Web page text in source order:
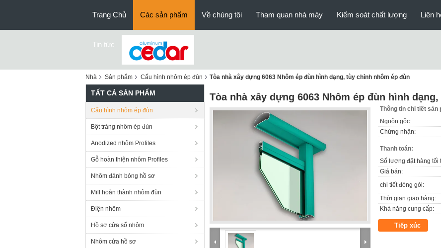
Trang Chủ Các sản phẩm Về chúng tôi Tham quan nhà máy Kiểm soát chất lượng Liên
Tin tức
Nhà Sản phẩm Cấu hình nhôm ép đùn Tòa nhà xây dựng 6063 Nhôm ép đùn hình dạng, tùy chỉnh nhôm ép đùn
TẤT CẢ SẢN PHẨM
Cấu hình nhôm ép đùn
Bột tráng nhôm ép đùn
Anodized nhôm Profiles
Gỗ hoàn thiện nhôm Profiles
Nhôm đánh bóng hồ sơ
Mill hoàn thành nhôm đùn
Điện nhôm
Hồ sơ cửa sổ nhôm
Nhôm cửa hồ sơ
Tòa nhà xây dựng 6063 Nhôm ép đùn hình
Thông tin chi tiết sản
Nguồn gốc:
Chứng nhận:
Thanh toán:
Số lượng đặt hàng tối
Giá bán:
chi tiết đóng gói:
Thời gian giao hàng:
Khả năng cung cấp:
Tiếp xúc